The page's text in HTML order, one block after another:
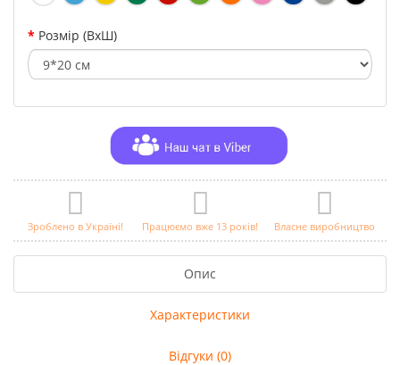
Розмір (ВхШ)
Зроблено в Україні! Працюємо вже 13 років! Власне виробництво
Опис
Характеристики
Відгуки (0)